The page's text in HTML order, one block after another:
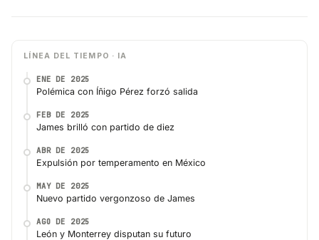
LÍNEA DEL TIEMPO · IA
ENE DE 2025
Polémica con Íñigo Pérez forzó salida
FEB DE 2025
James brilló con partido de diez
ABR DE 2025
Expulsión por temperamento en México
MAY DE 2025
Nuevo partido vergonzoso de James
AGO DE 2025
León y Monterrey disputan su futuro